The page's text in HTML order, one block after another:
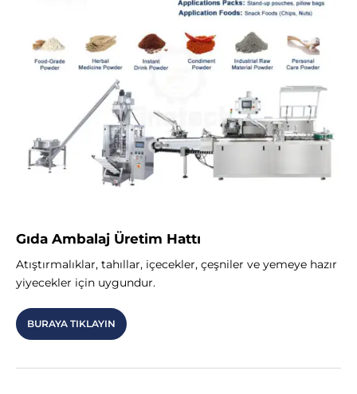
Gıda Ambalaj Üretim Hattı
Atıştırmalıklar, tahıllar, içecekler, çeşniler ve yemeye hazır
yiyecekler için uygundur.
BURAYA TIKLAYIN